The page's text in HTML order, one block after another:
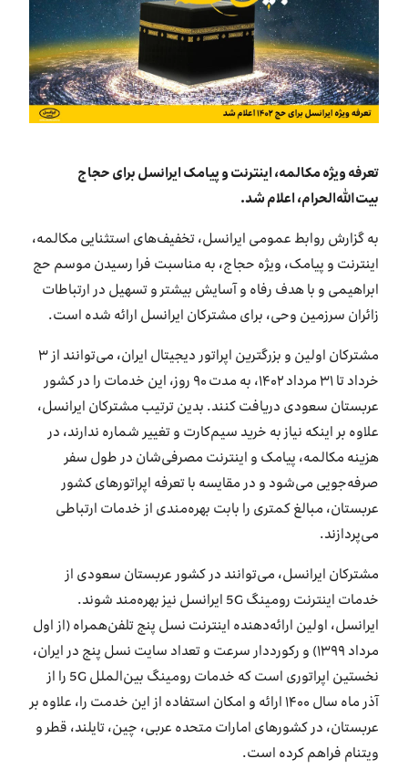
اخبار
بازارگاه ایرانسل
ترابرد به ایرانسل
EN
تعرفه ویژه مکالمه،اینترنت و پیامک ایرانسل برای حجاج
بیت‌الله‌الحرام، اعلام شد.
به گزارش روابط عمومی ایرانسل، تخفیف‌های استثنایی مکالمه،
اینترنت و پیامک، ویژه حجاج، به مناسبت فرا رسیدن موسم حج
ابراهیمی و با هدف رفاه و آسایش بیشتر و تسهیل در ارتباطات
زائران سرزمین وحی، برای مشترکان ایرانسل ارائه شده است.
مشترکان اولین و بزرگترین اپراتور دیجیتال ایران، می‌توانند از ۳
خرداد تا ۳۱ مرداد ۱۴۰۲، به مدت ۹۰ روز، این خدمات را در کشور
عربستان سعودی دریافت کنند. بدین ترتیب مشترکان ایرانسل،
علاوه بر اینکه نیاز به خرید سیم‌کارت و تغییر شماره ندارند، در
هزینه مکالمه‌، پیامک و اینترنت مصرفی‌شان‌ در طول سفر
صرفه‌جویی می‌شود و در مقایسه با تعرفه اپراتورهای کشور
عربستان، مبالغ کمتری را بابت بهره‌مندی از خدمات ارتباطی
می‌پردازند.
مشترکان ایرانسل، می‌توانند در کشور عربستان سعودی از
خدمات اینترنت رومینگ 5G ایرانسل نیز بهره‌مند شوند.
ایرانسل، اولین ارائه‌دهنده اینترنت نسل پنج تلفن‌همراه (از اول
مرداد ۱۳۹۹) و رکورددار سرعت و تعداد سایت نسل پنج در ایران،
نخستین اپراتوری است که خدمات رومینگ بین‌الملل 5G را از
آذر ماه سال ۱۴۰۰ ارائه و امکان استفاده از این خدمت را، علاوه بر
عربستان، در کشورهای امارات متحده عربی، چین، تایلند، قطر و
ویتنام فراهم کرده است.